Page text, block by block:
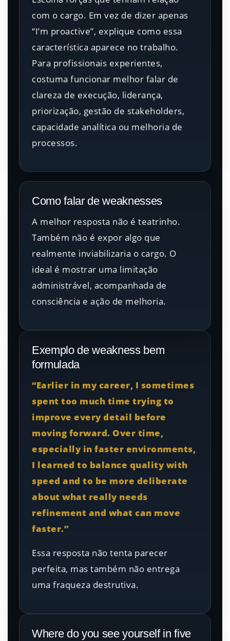
com o cargo. Em vez de dizer apenas
“I’m proactive”, explique como essa
característica aparece no trabalho.
Para profissionais experientes,
costuma funcionar melhor falar de
clareza de execução, liderança,
priorização, gestão de stakeholders,
capacidade analítica ou melhoria de
processos.
Como falar de weaknesses
A melhor resposta não é teatrinho.
Também não é expor algo que
realmente inviabilizaria o cargo. O
ideal é mostrar uma limitação
administrável, acompanhada de
consciência e ação de melhoria.
Exemplo de weakness bem
formulada
“Earlier in my career, I sometimes
spent too much time trying to
improve every detail before
moving forward. Over time,
especially in faster environments,
I learned to balance quality with
speed and to be more deliberate
about what really needs
refinement and what can move
faster.”
Essa resposta não tenta parecer
perfeita, mas também não entrega
uma fraqueza destrutiva.
Where do you see yourself in five